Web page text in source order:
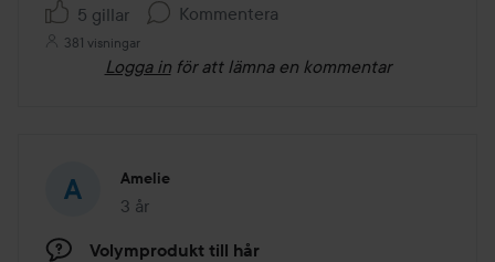
5 gillar
Kommentera
381 visningar
Logga in för att lämna en kommentar
Amelie
3 år
Inlägget skapades 3 år
Volymprodukt till hår